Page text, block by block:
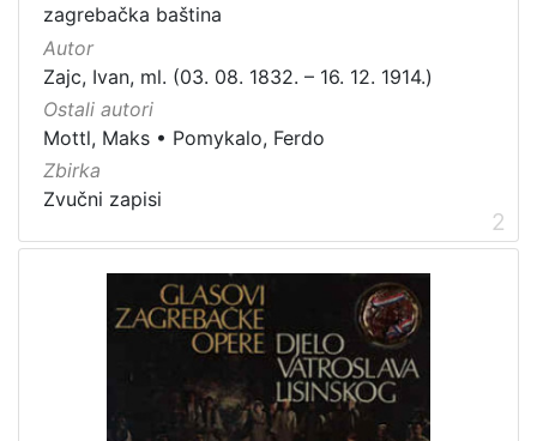
zagrebačka baština
Autor
Zajc, Ivan, ml. (03. 08. 1832. – 16. 12. 1914.)
Ostali autori
Mottl, Maks • Pomykalo, Ferdo
Zbirka
Zvučni zapisi
2